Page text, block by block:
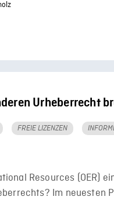
Urheberrecht
FREIE LIZENZEN
Resources (OER)
Im neuesten